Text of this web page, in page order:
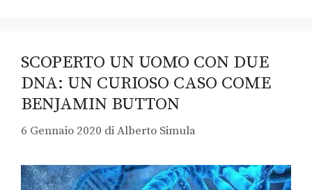
SCOPERTO UN UOMO CON DUE
DNA: UN CURIOSO CASO COME
BENJAMIN BUTTON
6 Gennaio 2020 diAlberto Simula